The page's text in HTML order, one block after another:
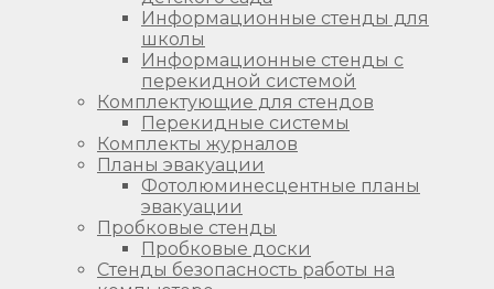
Информационные стенды для
школы
Информационные стенды с
перекидной системой
Комплектующие для стендов
Перекидные системы
Комплекты журналов
Планы эвакуации
Фотолюминесцентные планы
эвакуации
Пробковые стенды
Пробковые доски
Стенды безопасность работы на